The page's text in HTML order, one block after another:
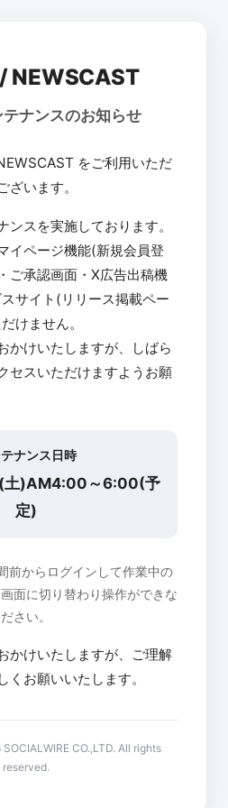
NEWSCAST
ナンスのお知らせ
をご利用いただ
ざいます。
ンスを実施しております。
イページ機能(新規会員登
ご承認画面・X広告出稿機
サイト(リリース掲載ペー
けません。
かけいたしますが、しばら
セスいただけますようお願
テナンス日時
土)AM4:00～6:00(予
定)
前からログインして作業中の
面に切り替わり操作ができな
さい。
かけいたしますが、ご理解
くお願いいたします。
CO.,LTD. All rights
reserved.